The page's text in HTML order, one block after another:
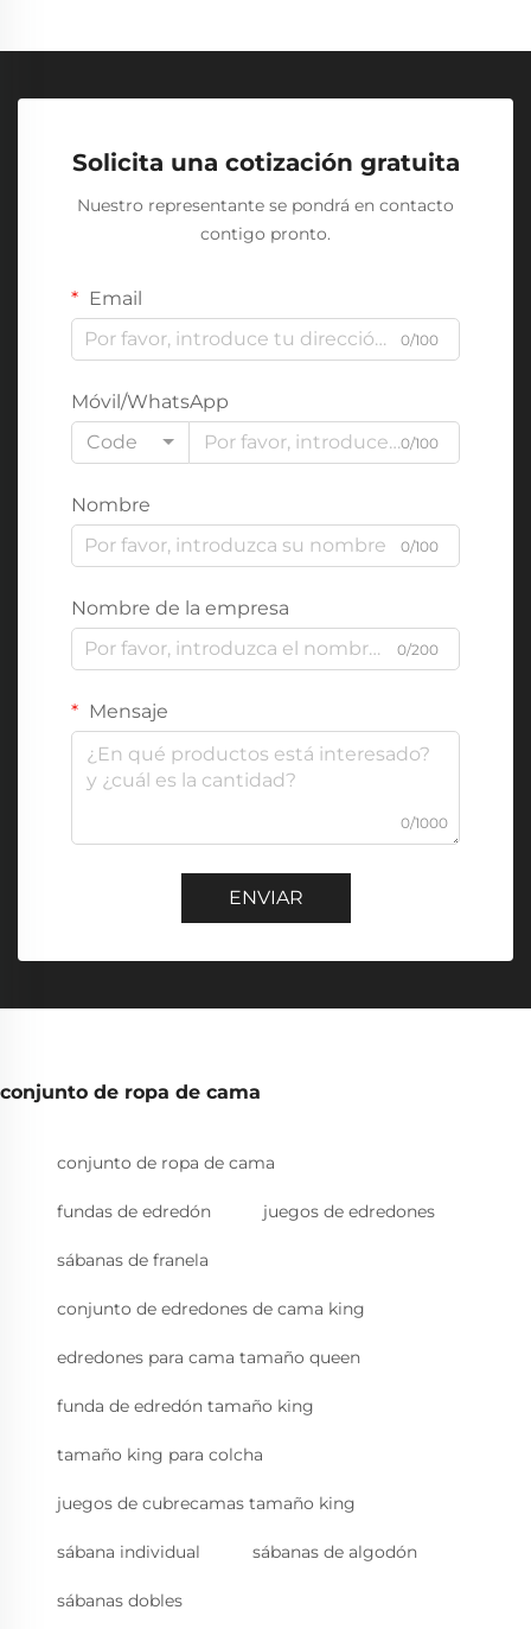
Solicita una cotización gratuita
Nuestro representante se pondrá en contacto
contigo pronto.
Email
0/100
Móvil/WhatsApp
Code
0/100
Nombre
0/100
Nombre de la empresa
0/200
Mensaje
0/1000
ENVIAR
conjunto de ropa de cama
conjunto de ropa de cama
fundas de edredón juegos de edredones
sábanas de franela
conjunto de edredones de cama king
edredones para cama tamaño queen
funda de edredón tamaño king
tamaño king para colcha
juegos de cubrecamas tamaño king
sábana individual sábanas de algodón
sábanas dobles